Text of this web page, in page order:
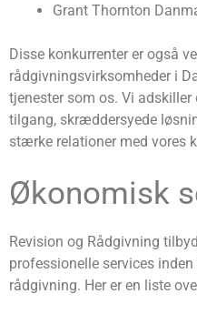
Grant Thornton
Disse konkurrenter er også
rådgivningsvirksomheder i
tjenester som os. Vi
tilgang, skræddersyede
stærke relationer med vores
Økonomisk
Revision og Rådgivning
professionelle services
rådgivning. Her er en liste